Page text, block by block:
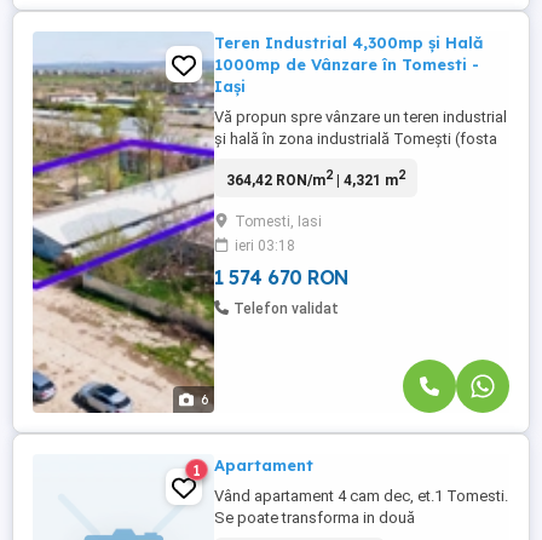
6
Teren Industrial 4,300mp și Hală
1000mp de Vânzare în Tomesti -
Iași
Vă propun spre vânzare un teren industrial
și hală în zona industrială Tomești (fosta
150m de DN28 Această proprietate are o
situată în zona de activități industriale
stabilite prin Planul Urbanistic General
(PUG) al ...
364,42 RON/m2| 4,321 m2
Tomesti, Iasi
ieri 03:18
1 574 670 RON
Telefon validat
1 Apartament
Vând apartament 4 cam dec, et.1 Tomesti.
Se poate transforma in două